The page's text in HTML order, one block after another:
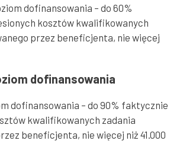
dofinansowania – do 60%
kosztów kwalifikowanych
przez beneficjenta, nie więcej
dofinansowania
dofinansowania – do 90% faktycznie
kwalifikowanych zadania
beneficjenta, nie więcej niż 41.000